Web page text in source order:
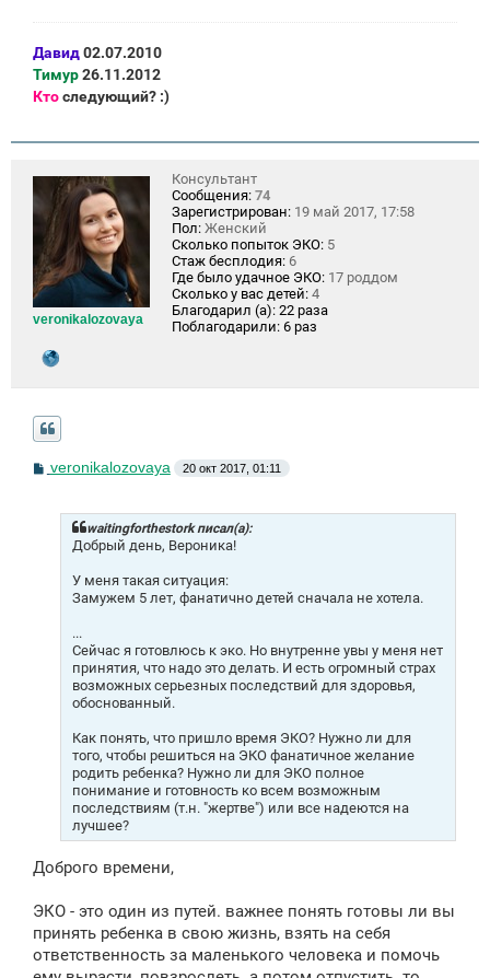
Давид02.07.2010
Тимур26.11.2012
Ктоследующий? :)
veronikalozovaya
Консультант
Сообщения: 74
Зарегистрирован: 19 май 2017, 17:58
Пол: Женский
Сколько попыток ЭКО: 5
Стаж бесплодия: 6
Где было удачное ЭКО: 17 роддом
Сколько у вас детей: 4
Благодарил (а): 22 раза
Поблагодарили: 6 раз
С
о
veronikalozovaya 20 окт 2017, 01:11
waitingforthestork писал(а):
Добрый день, Вероника!
У меня такая ситуация:
Замужем 5 лет, фанатично детей сначала не хотела.
...
Сейчас я готовлюсь к эко. Но внутренне увы у меня нет
принятия, что надо это делать. И есть огромный страх
возможных серьезных последствий для здоровья,
обоснованный.
Как понять, что пришло время ЭКО? Нужно ли для
того, чтобы решиться на ЭКО фанатичное желание
родить ребенка? Нужно ли для ЭКО полное
понимание и готовность ко всем возможным
последствиям (т.н. "жертве") или все надеются на
лучшее?
Доброго времени,
ЭКО - это один из путей. важнее понять готовы ли вы
принять ребенка в свою жизнь, взять на себя
ответственность за маленького человека и помочь